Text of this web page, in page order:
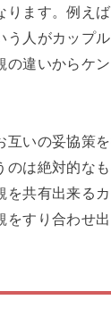
ります。例え
う人がカップ
の違いからケ
互いの妥協策
のは絶対的な
を共有出来る
をすり合わせ